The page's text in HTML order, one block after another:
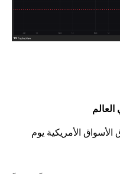
الأمريكية يوم